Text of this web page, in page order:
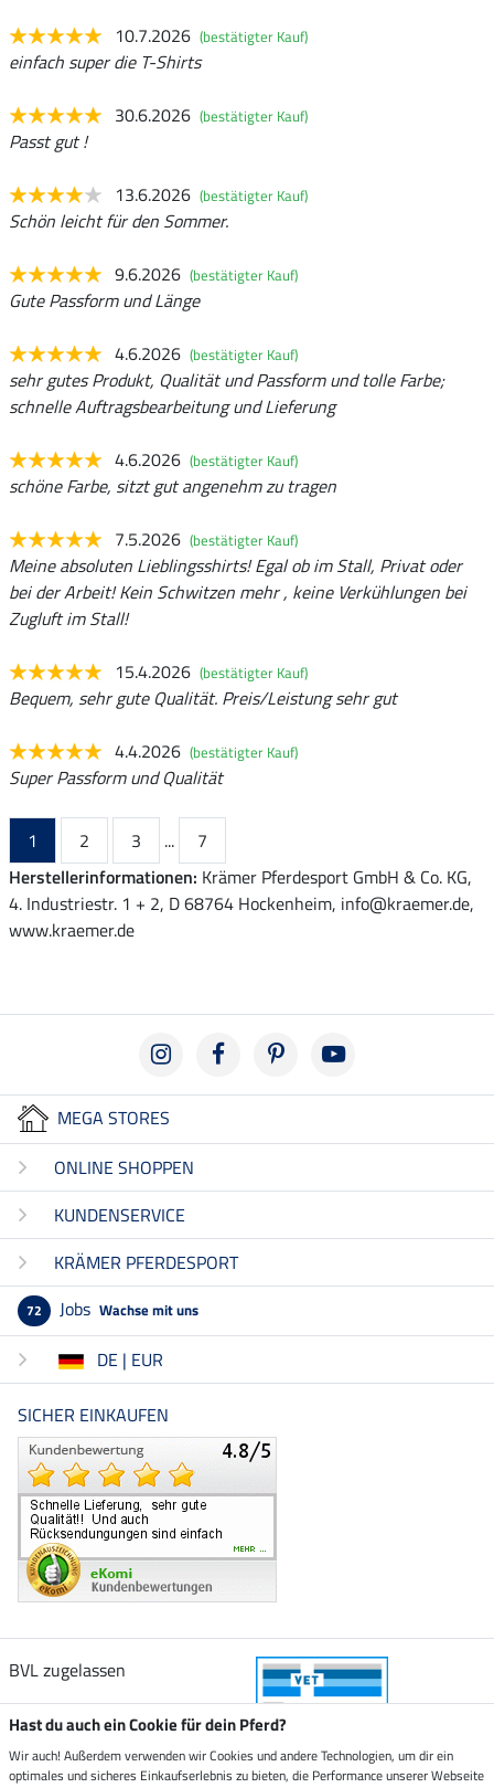
10.7.2026 (bestätigter Kauf)
einfach super die T-Shirts
30.6.2026 (bestätigter Kauf)
Passt gut !
13.6.2026 (bestätigter Kauf)
Schön leicht für den Sommer.
9.6.2026 (bestätigter Kauf)
Gute Passform und Länge
4.6.2026 (bestätigter Kauf)
sehr gutes Produkt, Qualität und Passform und tolle Farbe;
schnelle Auftragsbearbeitung und Lieferung
4.6.2026 (bestätigter Kauf)
schöne Farbe, sitzt gut angenehm zu tragen
7.5.2026 (bestätigter Kauf)
Meine absoluten Lieblingsshirts! Egal ob im Stall, Privat oder
bei der Arbeit! Kein Schwitzen mehr , keine Verkühlungen bei
Zugluft im Stall!
15.4.2026 (bestätigter Kauf)
Bequem, sehr gute Qualität. Preis/Leistung sehr gut
4.4.2026 (bestätigter Kauf)
Super Passform und Qualität
1 2 3 ...
7
Herstellerinformationen: Krämer Pferdesport GmbH & Co. KG,
4. Industriestr. 1 + 2, D 68764 Hockenheim, info@kraemer.de,
www.kraemer.de
MEGA STORES
ONLINE SHOPPEN
KUNDENSERVICE
KRÄMER PFERDESPORT
72 Jobs Wachse mit uns
DE | EUR
SICHER EINKAUFEN
BVL zugelassen
Hast du auch ein Cookie für dein Pferd?
Wir auch! Außerdem verwenden wir Cookies und andere Technologien, um dir ein
optimales und sicheres Einkaufserlebnis zu bieten, die Performance unserer Webseite